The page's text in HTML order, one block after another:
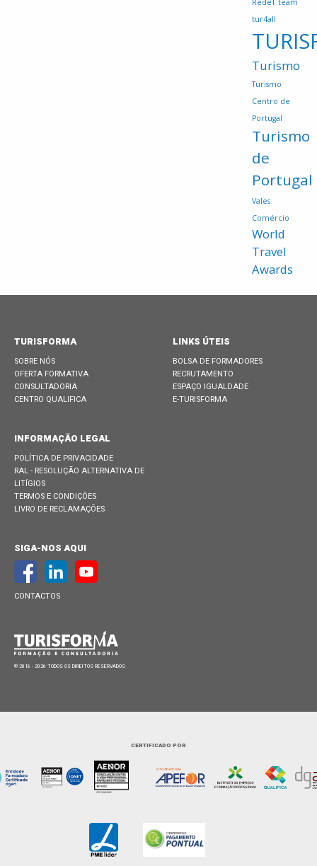
RedeT
team
tur4all
Turismo
Turismo
Centro de
Portugal
Turismo
de
Portugal
Vales
Comércio
World
Travel
Awards
TURISFORMA
SOBRE NÓS
OFERTA FORMATIVA
CONSULTADORIA
CENTRO QUALIFICA
LINKS ÚTEIS
BOLSA DE FORMADORES
RECRUTAMENTO
ESPAÇO IGUALDADE
E-TURISFORMA
INFORMAÇÃO LEGAL
POLÍTICA DE PRIVACIDADE
RAL - RESOLUÇÃO ALTERNATIVA DE
LITÍGIOS
TERMOS E CONDIÇÕES
LIVRO DE RECLAMAÇÕES
SIGA-NOS AQUI
CONTACTOS
© 2018 - 2026 TODOS OS DIREITOS RESERVADOS
CERTIFICADO POR